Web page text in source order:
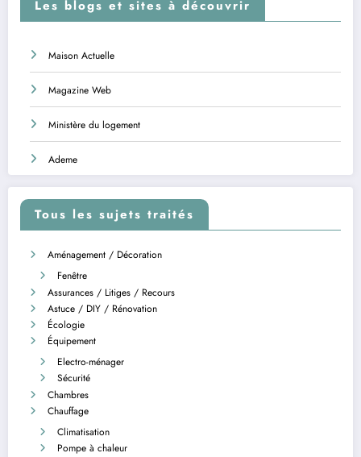
Les blogs et sites à découvrir
Maison Actuelle
Magazine Web
Ministère du logement
Ademe
Tous les sujets traités
Aménagement / Décoration
Fenêtre
Assurances / Litiges / Recours
Astuce / DIY / Rénovation
Écologie
Équipement
Electro-ménager
Sécurité
Chambres
Chauffage
Climatisation
Pompe à chaleur